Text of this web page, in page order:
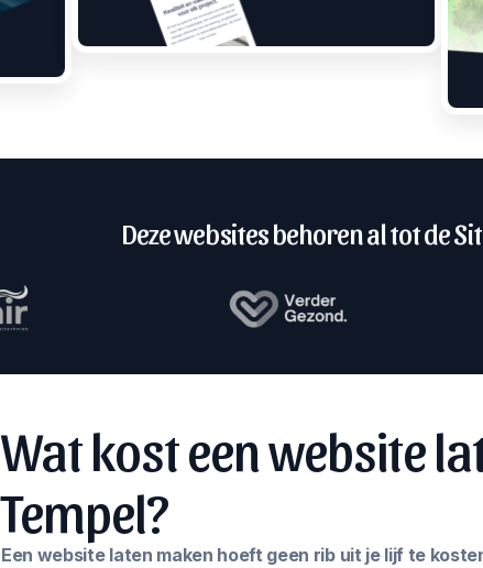
Deze websites behoren al tot de
Wat kost een website
Tempel?
Een website laten maken hoeft geen rib uit je lijf te